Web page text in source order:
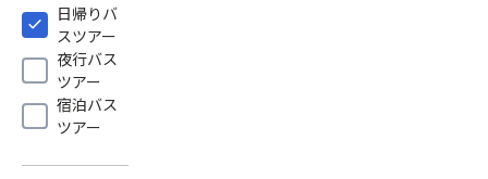
日帰りバ
スツアー
夜行バス
ツアー
宿泊バス
ツアー